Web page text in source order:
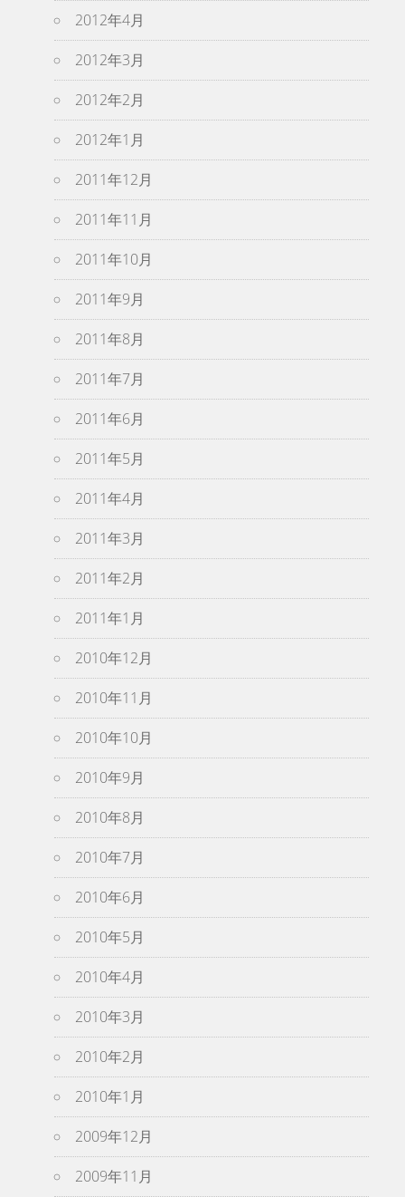
2012年4月
2012年3月
2012年2月
2012年1月
2011年12月
2011年11月
2011年10月
2011年9月
2011年8月
2011年7月
2011年6月
2011年5月
2011年4月
2011年3月
2011年2月
2011年1月
2010年12月
2010年11月
2010年10月
2010年9月
2010年8月
2010年7月
2010年6月
2010年5月
2010年4月
2010年3月
2010年2月
2010年1月
2009年12月
2009年11月